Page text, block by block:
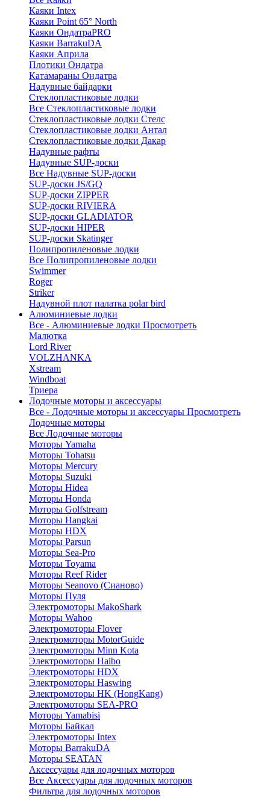
Каяки Intex
Каяки Point 65° North
Каяки ОндатраPRO
Каяки BarrakuDA
Каяки Априла
Плотики Ондатра
Катамараны Ондатра
Надувные байдарки
Стеклопластиковые лодки
Все Стеклопластиковые лодки
Стеклопластиковые лодки Стелс
Стеклопластиковые лодки Антал
Стеклопластиковые лодки Дакар
Надувные рафты
Надувные SUP-доски
Все Надувные SUP-доски
SUP-доски JS/GQ
SUP-доски ZIPPER
SUP-доски RIVIERA
SUP-доски GLADIATOR
SUP-доски HIPER
SUP-доски Skatinger
Полипропиленовые лодки
Все Полипропиленовые лодки
Swimmer
Roger
Striker
Надувной плот палатка polar bird
Алюминиевые лодки
Все - Алюминиевые лодки Просмотреть
Малютка
Lord River
VOLZHANKA
Xstream
Windboat
Триера
Лодочные моторы и аксессуары
Все - Лодочные моторы и аксессуары Просмотреть
Лодочные моторы
Все Лодочные моторы
Моторы Yamaha
Моторы Tohatsu
Моторы Mercury
Моторы Suzuki
Моторы Hidea
Моторы Honda
Моторы Golfstream
Моторы Hangkai
Моторы HDX
Моторы Parsun
Моторы Sea-Pro
Моторы Toyama
Моторы Reef Rider
Моторы Seanovo (Сианово)
Моторы Пуля
Электромоторы MakoShark
Моторы Wahoo
Электромоторы Flover
Электромоторы MotorGuide
Электромоторы Minn Kota
Электромоторы Haibo
Электромоторы HDX
Электромоторы Haswing
Электромоторы HK (HongKang)
Электромоторы SEA-PRO
Моторы Yamabisi
Моторы Байкал
Электромоторы Intex
Моторы BarrakuDA
Моторы SEATAN
Аксессуары для лодочных моторов
Все Аксессуары для лодочных моторов
Фильтра для лодочных моторов